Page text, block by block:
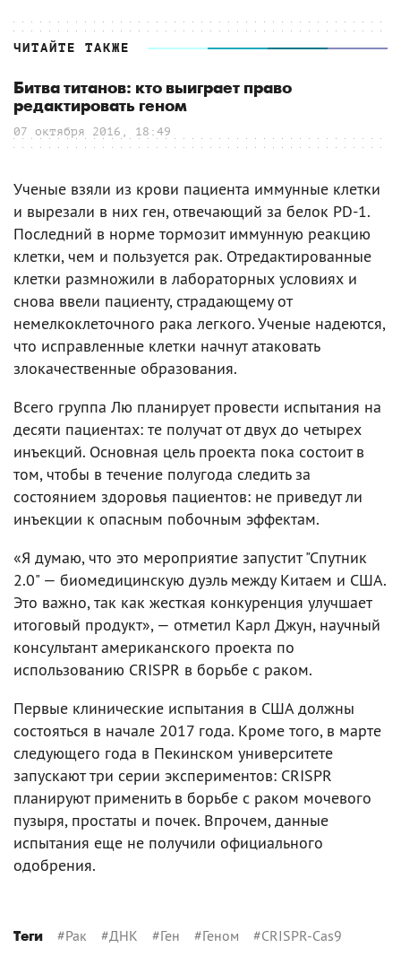
ЧИТАЙТЕ ТАКЖЕ
Битва титанов: кто выиграет право
редактировать геном
07 октября 2016, 18:49
Ученые взяли из крови пациента иммунные клетки
и вырезали в них ген, отвечающий за белок PD-1.
Последний в норме тормозит иммунную реакцию
клетки, чем и пользуется рак. Отредактированные
клетки размножили в лабораторных условиях и
снова ввели пациенту, страдающему от
немелкоклеточного рака легкого. Ученые надеются,
что исправленные клетки начнут атаковать
злокачественные образования.
Всего группа Лю планирует провести испытания на
десяти пациентах: те получат от двух до четырех
инъекций. Основная цель проекта пока состоит в
том, чтобы в течение полугода следить за
состоянием здоровья пациентов: не приведут ли
инъекции к опасным побочным эффектам.
«Я думаю, что это мероприятие запустит "Спутник
2.0" — биомедицинскую дуэль между Китаем и США.
Это важно, так как жесткая конкуренция улучшает
итоговый продукт», — отметил Карл Джун, научный
консультант американского проекта по
использованию CRISPR в борьбе с раком.
Первые клинические испытания в США должны
состояться в начале 2017 года. Кроме того, в марте
следующего года в Пекинском университете
запускают три серии экспериментов: CRISPR
планируют применить в борьбе с раком мочевого
пузыря, простаты и почек. Впрочем, данные
испытания еще не получили официального
одобрения.
Теги #Рак #ДНК #Ген #Геном #CRISPR-Cas9